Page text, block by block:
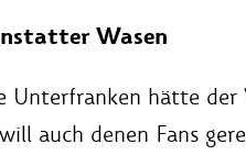
Wasen
Unterfranken hätte
auch denen Fans